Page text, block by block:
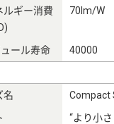
ルギー消費
70lm/W
ュール寿命 40000
名
Compact
“より小